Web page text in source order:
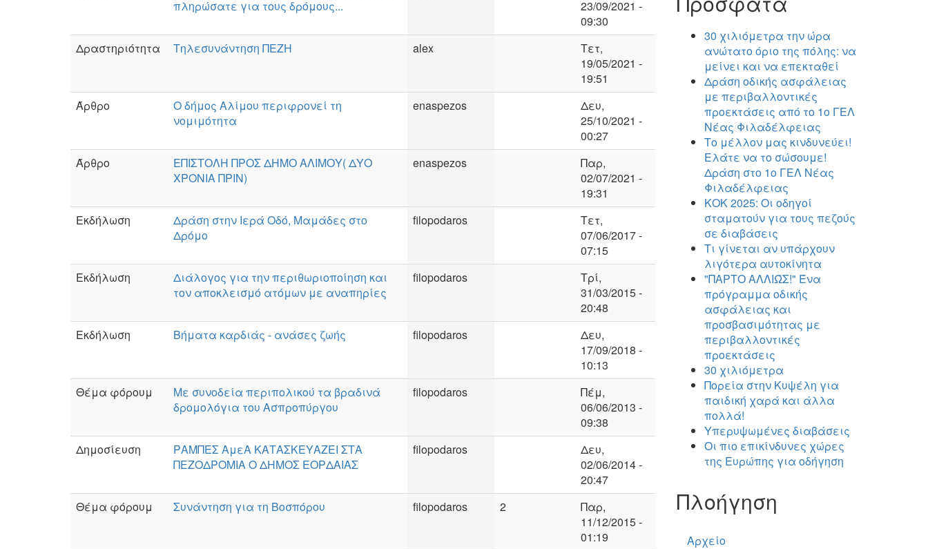
πληρώσατε για τους δρόμους...
23/09/2021 -
09:30
Δραστηριότητα
Τηλεσυνάντηση ΠΕΖΗ alex
Τετ,
19/05/2021 -
19:51
Άρθρο
Ο δήμος Αλίμου περιφρονεί τη
νομιμότητα
enaspezos
Δευ,
25/10/2021 -
00:27
Άρθρο
ΕΠΙΣΤΟΛΗ ΠΡΟΣ ΔΗΜΟ ΑΛΙΜΟΥ( ΔΥΟ
ΧΡΟΝΙΑ ΠΡΙΝ)
enaspezos
Παρ,
02/07/2021 -
19:31
Εκδήλωση
Δράση στην Ιερά Οδό, Μαμάδες στο
Δρόμο
filopodaros
Τετ,
07/06/2017 -
07:15
Εκδήλωση
Διάλογος για την περιθωριοποίηση και
τον αποκλεισμό ατόμων με αναπηρίες
filopodaros
Τρί,
31/03/2015 -
20:48
Εκδήλωση
Βήματα καρδιάς - ανάσες ζωής filopodaros
Δευ,
17/09/2018 -
10:13
Θέμα φόρουμ
Με συνοδεία περιπολικού τα βραδινά
δρομολόγια του Ασπροπύργου
filopodaros
Πέμ,
06/06/2013 -
09:38
Δημοσίευση
ΡΑΜΠΕΣ ΑμεΑ ΚΑΤΑΣΚΕΥΑΖΕΙ ΣΤΑ
ΠΕΖΟΔΡΟΜΙΑ Ο ΔΗΜΟΣ ΕΟΡΔΑΙΑΣ
filopodaros
Δευ,
02/06/2014 -
20:47
Θέμα φόρουμ
Συνάντηση για τη Βοσπόρου filopodaros 2
Παρ,
11/12/2015 -
01:19
30 χιλιόμετρα την ώρα
ανώτατο όριο της πόλης: να
μείνει και να επεκταθεί
Δράση οδικής ασφάλειας
με περιβαλλοντικές
προεκτάσεις από το 1ο ΓΕΛ
Νέας Φιλαδέλφειας
Το μέλλον μας κινδυνεύει!
Ελάτε να το σώσουμε!
Δράση στο 1ο ΓΕΛ Νέας
Φιλαδέλφειας
ΚΟΚ 2025: Οι οδηγοί
σταματούν για τους πεζούς
σε διαβάσεις
Τι γίνεται αν υπάρχουν
λιγότερα αυτοκίνητα
"ΠΑΡΤΟ ΑΛΛΙΏΣ!" Ένα
πρόγραμμα οδικής
ασφάλειας και
προσβασιμότητας με
περιβαλλοντικές
προεκτάσεις
30 χιλιόμετρα
Πορεία στην Κυψέλη για
παιδική χαρά και άλλα
πολλά!
Υπερυψωμένες διαβάσεις
Οι πιο επικίνδυνες χώρες
της Ευρώπης για οδήγηση
Πλοήγηση
Αρχείο